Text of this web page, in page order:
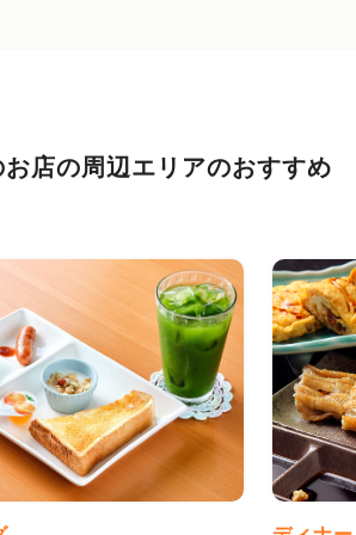
お店の周辺エリアのおすすめ